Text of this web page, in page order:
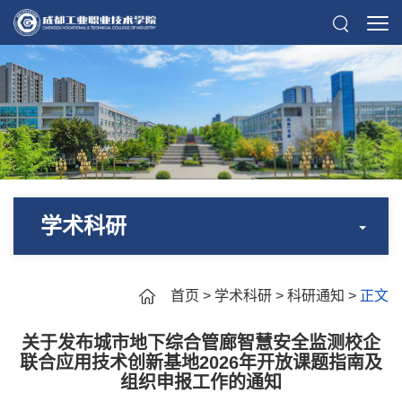
学术科研
首页 > 学术科研 > 科研通知 > 正文
关于发布城市地下综合管廊智慧安全监测校企
联合应用技术创新基地2026年开放课题指南及
组织申报工作的通知